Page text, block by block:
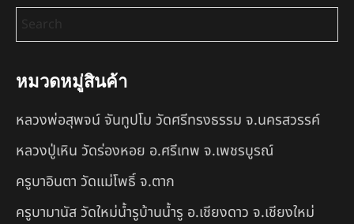
หมวดหมู่สินค้า
หลวงพ่อสุพจน์ จันทูปโม วัดศรีทรงธรรม จ.นครสวรรค์
หลวงปู่เหิน วัดร่องหอย อ.ศรีเทพ จ.เพชรบูรณ์
ครูบาอินตา วัดแม่โพธิ์ จ.ตาก
ครูบามานัส วัดใหม่น้ำรูบ้านน้ำรู อ.เชียงดาว จ.เชียงใหม่